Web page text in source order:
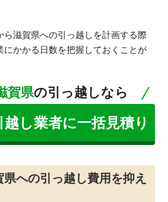
ら滋賀県への引っ越しを計画する際
にかかる日数を把握しておくことが
賀県の引っ越しなら
越し業者に一括見積り
への引っ越し費用を抑え